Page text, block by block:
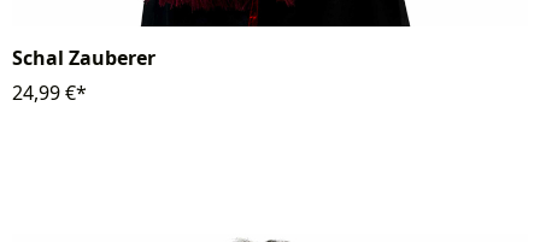
Schal Zauberer
24,99 €*